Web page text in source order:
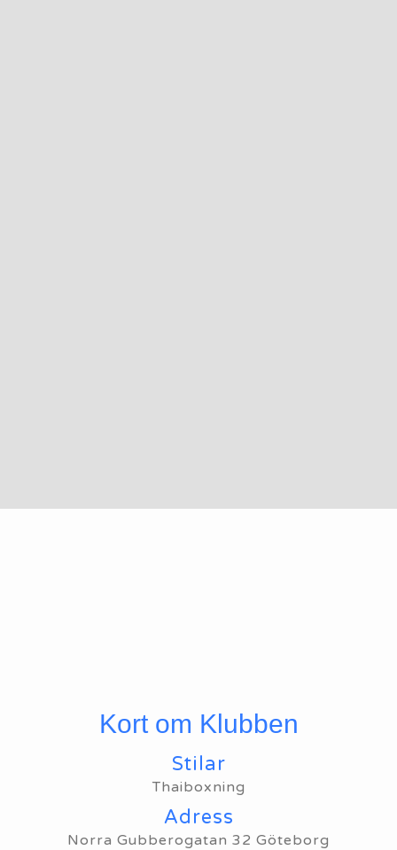
Kort om Klubben
Stilar
Thaiboxning
Adress
Norra Gubberogatan 32 Göteborg